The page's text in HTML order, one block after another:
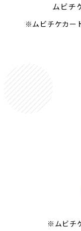
ムビチ
※ムビチケカー
※ムビチ